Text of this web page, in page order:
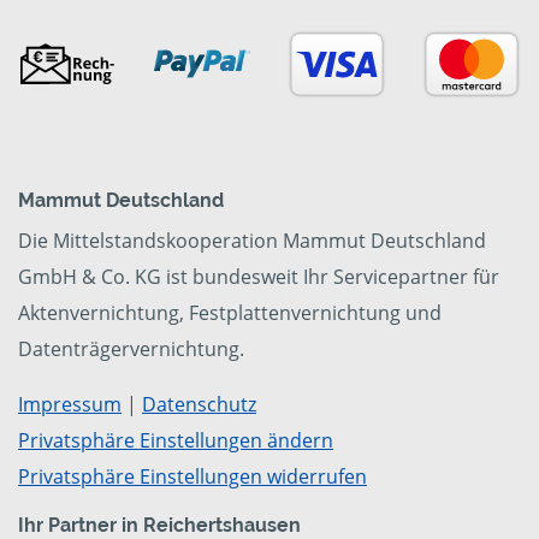
Mammut Deutschland
Die Mittelstandskooperation Mammut Deutschland
GmbH & Co. KG ist bundesweit Ihr Servicepartner für
Aktenvernichtung, Festplattenvernichtung und
Datenträgervernichtung.
Impressum | Datenschutz
Privatsphäre Einstellungen ändern
Privatsphäre Einstellungen widerrufen
Ihr Partner in Reichertshausen